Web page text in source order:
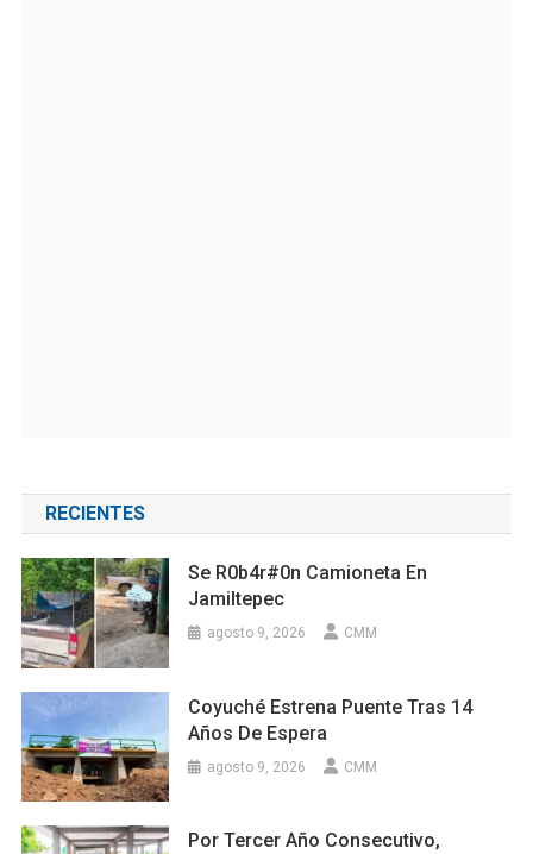
RECIENTES
Se R0b4r#0n Camioneta En
Jamiltepec
agosto 9, 2026 CMM
Coyuché Estrena Puente Tras 14
Años De Espera
agosto 9, 2026 CMM
Por Tercer Año Consecutivo,